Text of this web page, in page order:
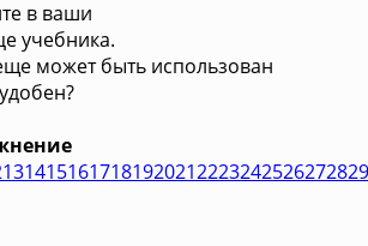
в ваши
учебника.
может быть использован
1314151617181920212223242526272829